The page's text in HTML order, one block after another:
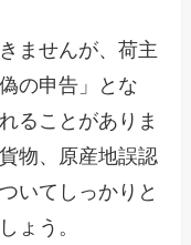
ませんが、荷主
の申告」とな
ることがありま
物、原産地誤認
いてしっかりと
ょう。